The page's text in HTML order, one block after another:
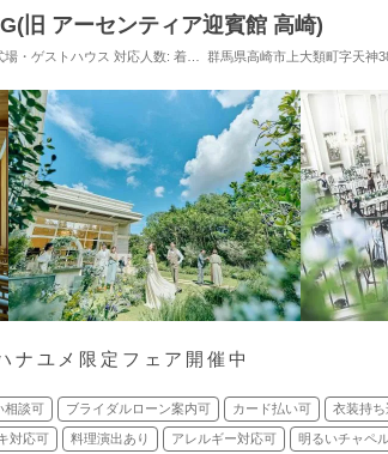
旧 アーセンティア迎賓館 高崎)
・ゲストハウス 対応人数: 着席：2名 ～ 130名 挙式スタイル:
群馬県高崎市上大類町字天神
ナユメ限定フェア開催中
相談可 ブライダルローン案内可 カード払い可 衣装持
対応可 料理演出あり アレルギー対応可 明るいチャペ